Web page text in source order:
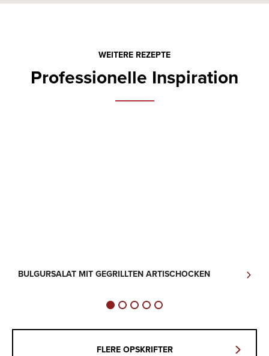
WEITERE REZEPTE
Professionelle Inspiration
BULGURSALAT MIT GEGRILLTEN ARTISCHOCKEN
FLERE OPSKRIFTER